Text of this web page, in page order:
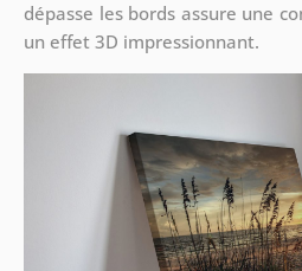
dépasse les bords assure une
un effet 3D impressionnant.